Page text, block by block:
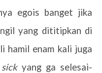
egois banget jika
yang dititipkan di
hamil enam kali juga
yang ga selesai-